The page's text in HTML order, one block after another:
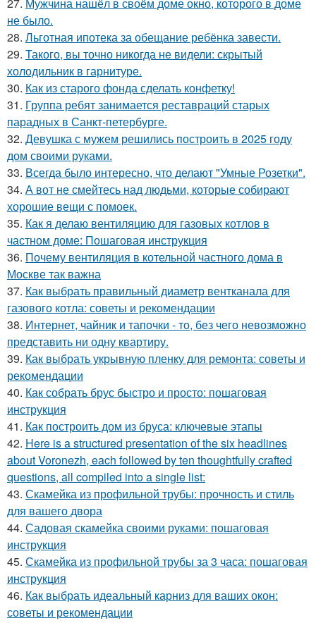
не было.
28. Льготная ипотека за обещание ребёнка завести.
29. Такого, вы точно никогда не видели: скрытый
холодильник в гарнитуре.
30. Как из старого фонда сделать конфетку!
31. Группа ребят занимается реставраций старых
парадных в Санкт-петербурге.
32. Девушка с мужем решились построить в 2025 году
дом своими руками.
33. Всегда было интересно, что делают "Умные Розетки".
34. А вот не смейтесь над людьми, которые собирают
хорошие вещи с помоек.
35. Как я делаю вентиляцию для газовых котлов в
частном доме: Пошаговая инструкция
36. Почему вентиляция в котельной частного дома в
Москве так важна
37. Как выбрать правильный диаметр вентканала для
газового котла: советы и рекомендации
38. Интернет, чайник и тапочки - то, без чего невозможно
представить ни одну квартиру.
39. Как выбрать укрывную пленку для ремонта: советы и
рекомендации
40. Как собрать брус быстро и просто: пошаговая
инструкция
41. Как построить дом из бруса: ключевые этапы
42. Here is a structured presentation of the six headlines
about Voronezh, each followed by ten thoughtfully crafted
questions, all compiled into a single list:
43. Скамейка из профильной трубы: прочность и стиль
для вашего двора
44. Садовая скамейка своими руками: пошаговая
инструкция
45. Скамейка из профильной трубы за 3 часа: пошаговая
инструкция
46. Как выбрать идеальный карниз для ваших окон:
советы и рекомендации